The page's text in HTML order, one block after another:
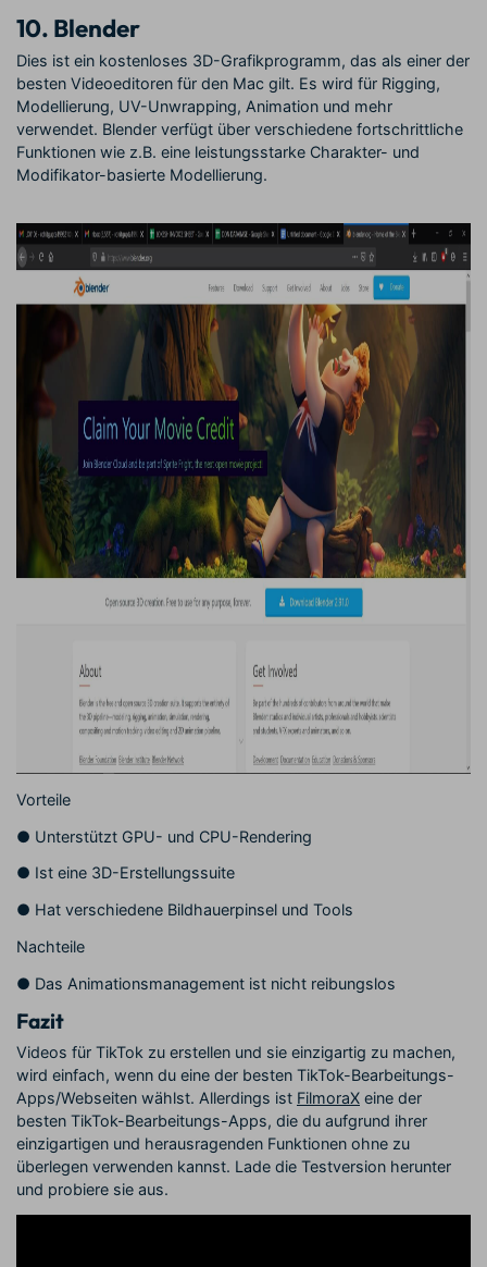
10. Blender
Dies ist ein kostenloses 3D-Grafikprogramm, das als einer der
besten Videoeditoren für den Mac gilt. Es wird für Rigging,
Modellierung, UV-Unwrapping, Animation und mehr
verwendet. Blender verfügt über verschiedene fortschrittliche
Funktionen wie z.B. eine leistungsstarke Charakter- und
Modifikator-basierte Modellierung.
Vorteile
● Unterstützt GPU- und CPU-Rendering
● Ist eine 3D-Erstellungssuite
● Hat verschiedene Bildhauerpinsel und Tools
Nachteile
● Das Animationsmanagement ist nicht reibungslos
Fazit
Videos für TikTok zu erstellen und sie einzigartig zu machen,
wird einfach, wenn du eine der besten TikTok-Bearbeitungs-
Apps/Webseiten wählst. Allerdings ist FilmoraX eine der
besten TikTok-Bearbeitungs-Apps, die du aufgrund ihrer
einzigartigen und herausragenden Funktionen ohne zu
überlegen verwenden kannst. Lade die Testversion herunter
und probiere sie aus.